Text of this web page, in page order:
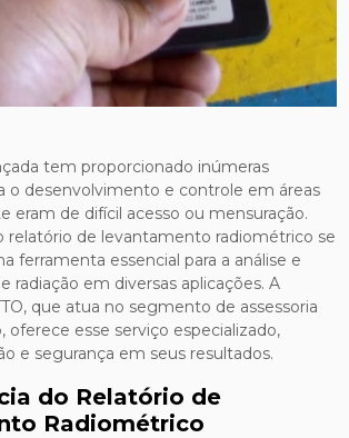
tem proporcionado inúmeras
o desenvolvimento e controle em áreas
eram de difícil acesso ou mensuração.
relatório de levantamento radiométrico se
ferramenta essencial para a análise e
radiação em diversas aplicações. A
que atua no segmento de assessoria
oferece esse serviço especializado,
e segurança em seus resultados.
do Relatório de
Radiométrico